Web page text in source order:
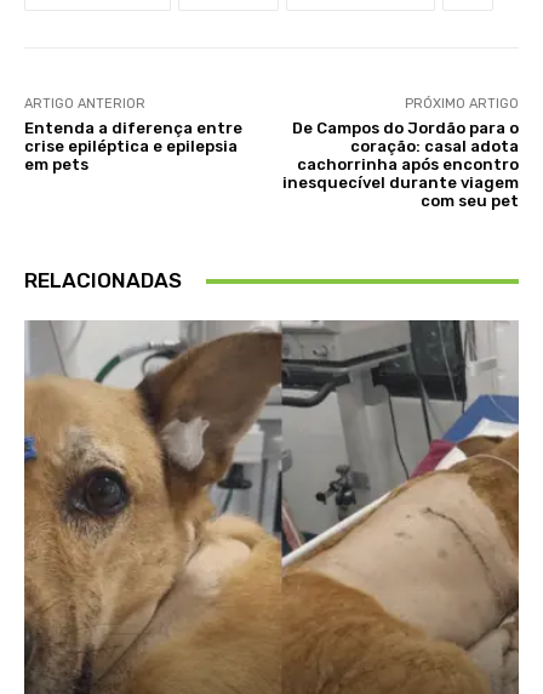
ARTIGO ANTERIOR
Entenda a diferença entre
crise epiléptica e epilepsia
em pets
PRÓXIMO ARTIGO
De Campos do Jordão para o
coração: casal adota
cachorrinha após encontro
inesquecível durante viagem
com seu pet
RELACIONADAS